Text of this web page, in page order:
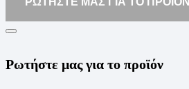
Ρωτήστε μας για το προϊόν